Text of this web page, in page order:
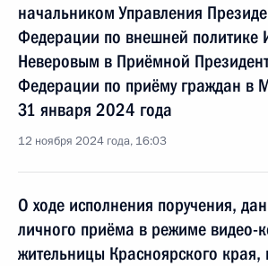
начальником Управления
Федерации по внешней политике
Неверовым в Приёмной
Федерации по приёму граждан в
31 января 2024 года
12 ноября 2024 года, 16:03
О ходе исполнения поручения,
личного приёма в режиме видео-
жительницы Красноярского края,